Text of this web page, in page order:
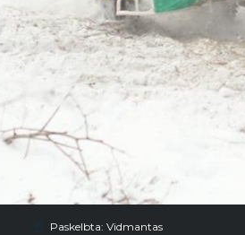
Paskelbta: Vidmantas